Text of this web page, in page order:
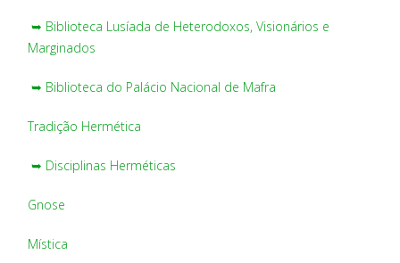
➥ Biblioteca Lusíada de Heterodoxos, Visionários e
Marginados
➥ Biblioteca do Palácio Nacional de Mafra
Tradição Hermética
➥ Disciplinas Herméticas
Gnose
Mística